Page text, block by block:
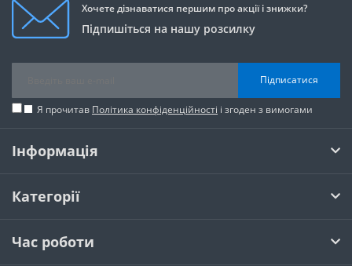
Хочете дізнаватися першим про акції і знижки?
Підпишіться на нашу розсилку
Підписатися
Я прочитав Політика конфіденційності і згоден з вимогами
Інформація
Категорії
Час роботи